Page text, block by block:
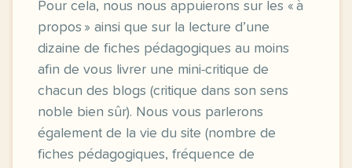
Pour cela, nous nous appuierons sur les « à
propos » ainsi que sur la lecture d’une
dizaine de fiches pédagogiques au moins
afin de vous livrer une mini-critique de
chacun des blogs (critique dans son sens
noble bien sûr). Nous vous parlerons
également de la vie du site (nombre de
fiches pédagogiques, fréquence de